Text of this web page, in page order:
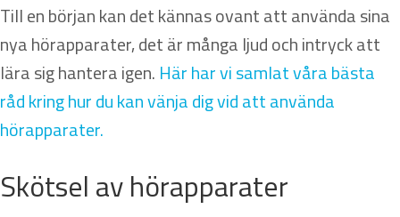
Till en början kan det kännas ovant att använda sina
nya hörapparater, det är många ljud och intryck att
lära sig hantera igen. Här har vi samlat våra bästa
råd kring hur du kan vänja dig vid att använda
hörapparater.
Skötsel av hörapparater